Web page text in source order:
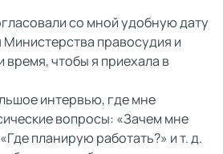
со мной удобную дату
правосудия и
время, чтобы я приехала в
интервью, где мне
вопросы: «Зачем мне
планирую работать?» и т. д.